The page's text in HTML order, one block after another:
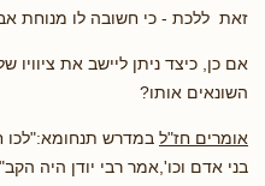
זאת ללכת - כי חשובה לו מנוחת
אם כן, כיצד ניתן ליישב את
השונאים אותו?
אומרים חז"ל במדרש תנחומא:"לכו
בני אדם וכו',אמר רבי יודן היה